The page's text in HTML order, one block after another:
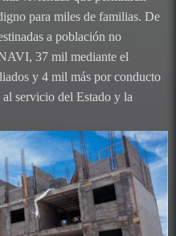
para miles de familias. De
a población no
37 mil mediante el
y 4 mil más por conducto
servicio del Estado y la